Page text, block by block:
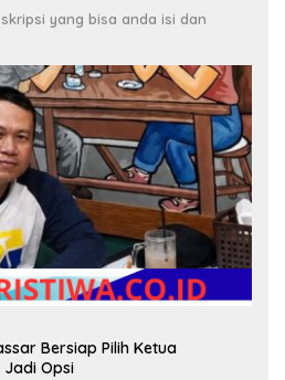
yang bisa anda isi dan
Bersiap Pilih Ketua
Jadi Opsi